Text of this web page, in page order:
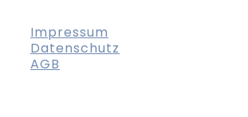
Impressum
Datenschutz
AGB